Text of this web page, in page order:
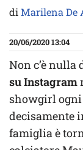
diMarilena De
20/06/2020 13:04
Non c’è nulla
su Instagram
showgirl ogni
decisamente
famiglia è